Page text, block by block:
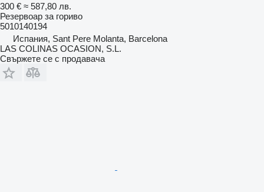
300 € ≈ 587,80 лв.
Резервоар за гориво
5010140194
Испания, Sant Pere Molanta, Barcelona
LAS COLINAS OCASION, S.L.
Свържете се с продавача